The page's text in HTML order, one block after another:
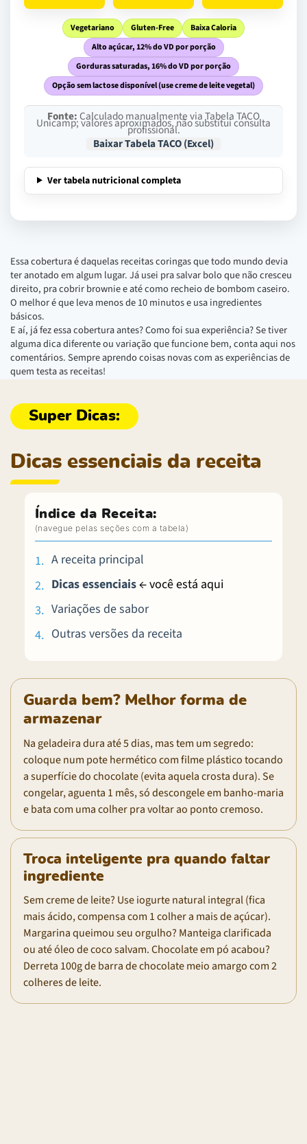
Vegetariano Gluten-Free
Baixa Caloria
Alto açúcar, 12% do VD por porção
Gorduras saturadas, 16% do VD por porção
Opção sem lactose disponível (use creme de leite vegetal)
Fonte:Calculado manualmente via Tabela TACO
Unicamp; valores aproximados, não substitui consulta
profissional.
Baixar Tabela TACO (Excel)
Ver tabela nutricional completa
Essa cobertura é daquelas receitas coringas que todo mundo devia
ter anotado em algum lugar. Já usei pra salvar bolo que não cresceu
direito, pra cobrir brownie e até como recheio de bombom caseiro.
O melhor é que leva menos de 10 minutos e usa ingredientes
básicos.
E aí, já fez essa cobertura antes? Como foi sua experiência? Se tiver
alguma dica diferente ou variação que funcione bem, conta aqui nos
comentários. Sempre aprendo coisas novas com as experiências de
quem testa as receitas!
Dicas essenciais da receita
Índice da Receita:
A receita principal
Dicas essenciais← você está aqui
Variações de sabor
Outras versões da receita
Guarda bem? Melhor forma de
armazenar
Na geladeira dura até 5 dias, mas tem um segredo:
coloque num pote hermético com filme plástico tocando
a superfície do chocolate (evita aquela crosta dura). Se
congelar, aguenta 1 mês, só descongele em banho-maria
e bata com uma colher pra voltar ao ponto cremoso.
Troca inteligente pra quando faltar
ingrediente
Sem creme de leite? Use iogurte natural integral (fica
mais ácido, compensa com 1 colher a mais de açúcar).
Margarina queimou seu orgulho? Manteiga clarificada
ou até óleo de coco salvam. Chocolate em pó acabou?
Derreta 100g de barra de chocolate meio amargo com 2
colheres de leite.